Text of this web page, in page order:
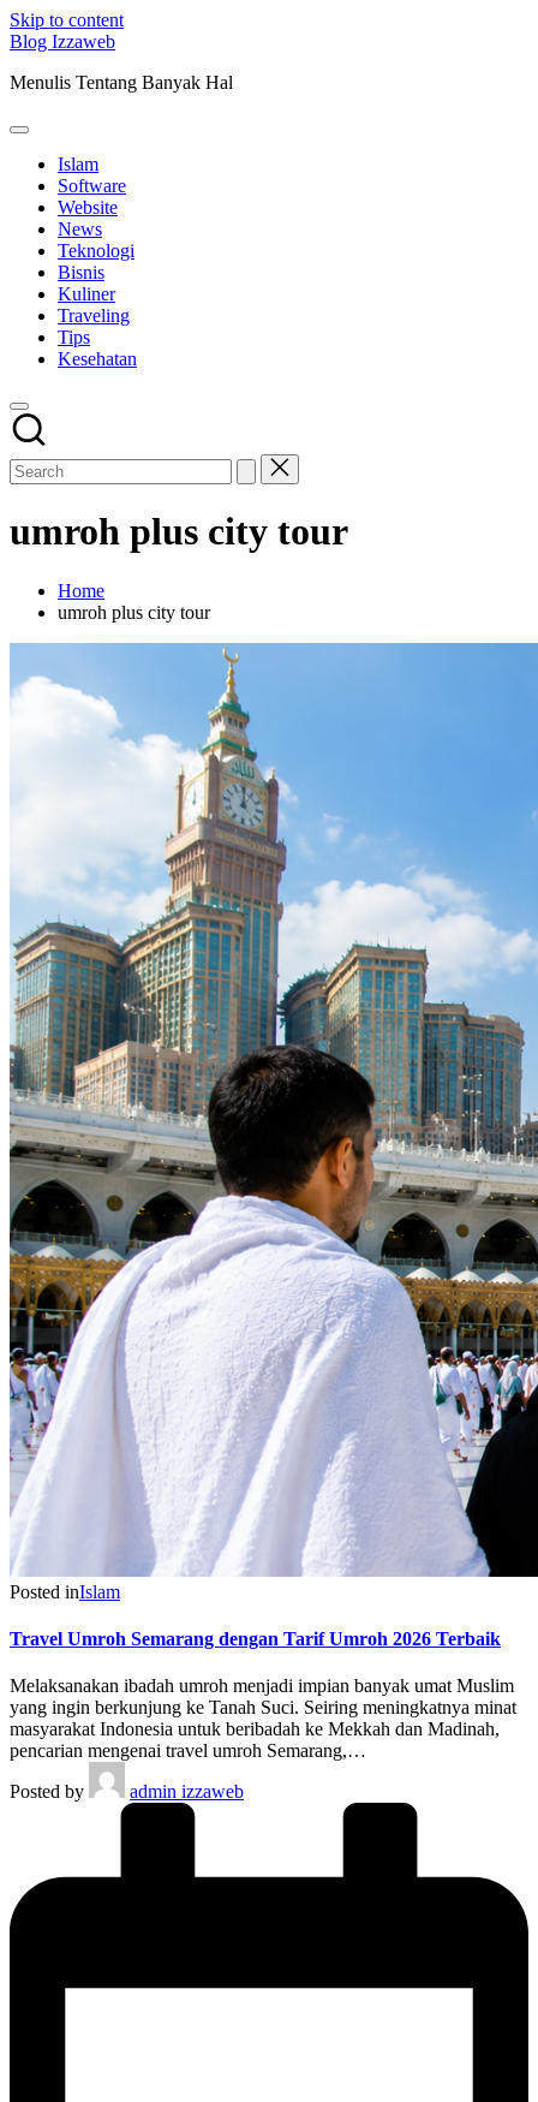
Skip to content
Blog Izzaweb
Menulis Tentang Banyak Hal
Islam
Software
Website
News
Teknologi
Bisnis
Kuliner
Traveling
Tips
Kesehatan
umroh plus city tour
Home
umroh plus city tour
Posted inIslam
Travel Umroh Semarang dengan Tarif Umroh 2026 Terbaik
Melaksanakan ibadah umroh menjadi impian banyak umat Muslim
yang ingin berkunjung ke Tanah Suci. Seiring meningkatnya minat
masyarakat Indonesia untuk beribadah ke Mekkah dan Madinah,
pencarian mengenai travel umroh Semarang,…
Posted by
admin izzaweb